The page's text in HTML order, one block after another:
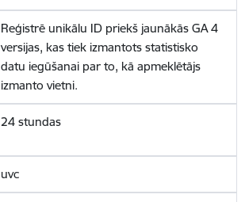
Reģistrē unikālu ID priekš jaunākās GA 4
versijas, kas tiek izmantots statistisko
datu iegūšanai par to, kā apmeklētājs
izmanto vietni.
24 stundas
uvc